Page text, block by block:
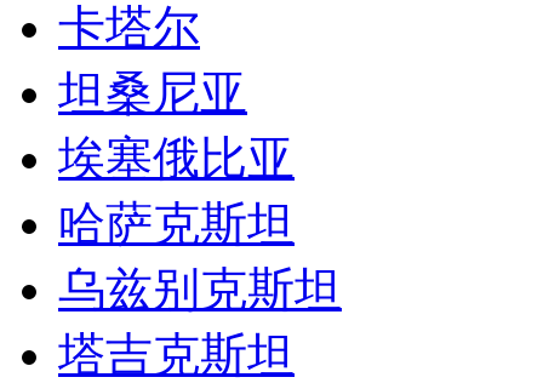
卡塔尔
坦桑尼亚
埃塞俄比亚
哈萨克斯坦
乌兹别克斯坦
塔吉克斯坦